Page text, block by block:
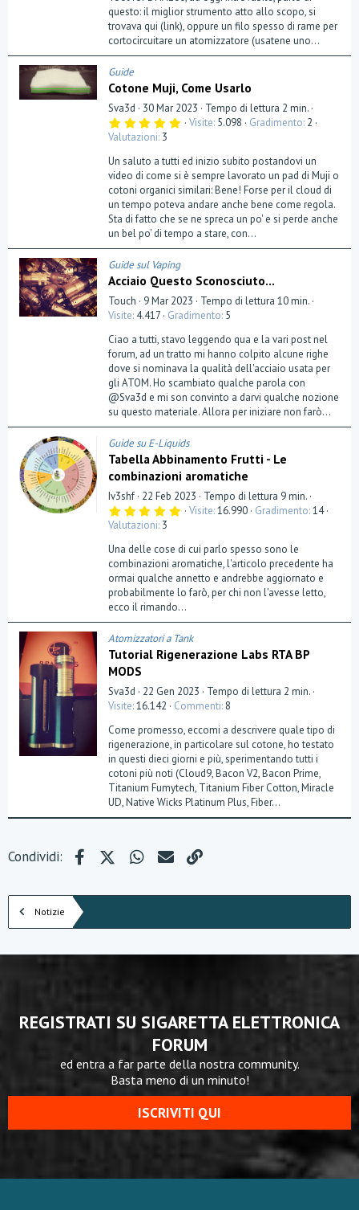
questo: il miglior strumento atto allo scopo, si
trovava qui (link), oppure un filo spesso di rame per
cortocircuitare un atomizzatore (usatene uno...
Guide
Cotone Muji, Come Usarlo
Sva3d 30 Mar 2023
Tempo di lettura 2 min.
5
s
e
l
l
a
(
e
)
Visite 5.098 Gradimento 2
Valutazioni 3
Un saluto a tutti ed inizio subito postandovi un
video di come si è sempre lavorato un pad di Muji o
cotoni organici similari: Bene! Forse per il cloud di
un tempo poteva andare anche bene come regola.
Sta di fatto che se ne spreca un po' e si perde anche
un bel po' di tempo a stare, con...
Guide sul Vaping
Acciaio Questo Sconosciuto...
Touch 9 Mar 2023
Tempo di lettura 10 min.
Visite 4.417 Gradimento 5
Ciao a tutti, stavo leggendo qua e la vari post nel
forum, ad un tratto mi hanno colpito alcune righe
dove si nominava la qualità dell'acciaio usata per
gli ATOM. Ho scambiato qualche parola con
@Sva3d e mi son convinto a darvi qualche nozione
su questo materiale. Allora per iniziare non farò...
Guide su E-Liquids
Tabella Abbinamento Frutti - Le
combinazioni aromatiche
Iv3shf 22 Feb 2023
Tempo di lettura 9 min.
5
0
s
t
e
l
l
(
e
)
Visite 16.990 Gradimento 14
Valutazioni 3
Una delle cose di cui parlo spesso sono le
combinazioni aromatiche, l'articolo precedente ha
ormai qualche annetto e andrebbe aggiornato e
probabilmente lo farò, per chi non l'avesse letto,
ecco il rimando...
Atomizzatori a Tank
Tutorial Rigenerazione Labs RTA BP
MODS
Sva3d 22 Gen 2023
Tempo di lettura 2 min.
Visite 16.142 Commenti 8
Come promesso, eccomi a descrivere quale tipo di
rigenerazione, in particolare sul cotone, ho testato
in questi dieci giorni e più, sperimentando tutti i
cotoni più noti (Cloud9, Bacon V2, Bacon Prime,
Titanium Fumytech, Titanium Fiber Cotton, Miracle
UD, Native Wicks Platinum Plus, Fiber...
Condividi: FacebookX (Twitter)WhatsApp
e-mail
Notizie
REGISTRATI SU SIGARETTA ELETTRONICA
FORUM
ed entra a far parte della nostra community.
Basta meno di un minuto!
ISCRIVITI QUI